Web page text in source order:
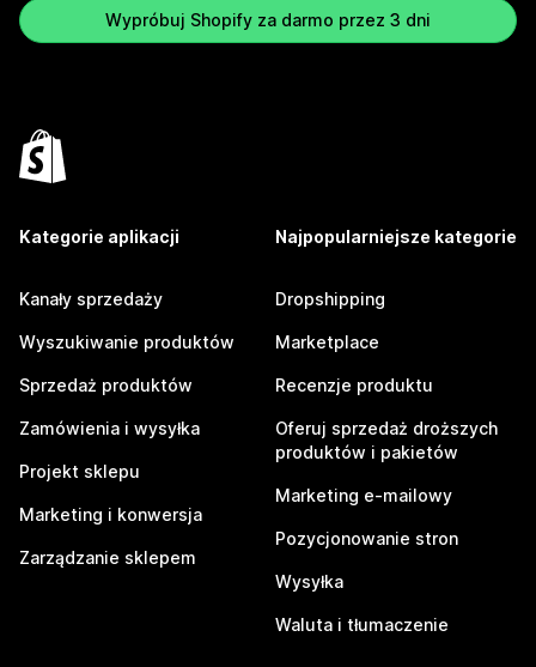
Wypróbuj Shopify za darmo przez 3 dni
Kategorie aplikacji
Kanały sprzedaży
Wyszukiwanie produktów
Sprzedaż produktów
Zamówienia i wysyłka
Projekt sklepu
Marketing i konwersja
Zarządzanie sklepem
Najpopularniejsze kategorie
Dropshipping
Marketplace
Recenzje produktu
Oferuj sprzedaż droższych
produktów i pakietów
Marketing e-mailowy
Pozycjonowanie stron
Wysyłka
Waluta i tłumaczenie